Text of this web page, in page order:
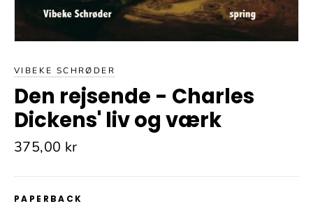
VIBEKE SCHRØDER
Den rejsende - Charles
Dickens' liv og værk
Normalpris
375,00 kr
PAPERBACK